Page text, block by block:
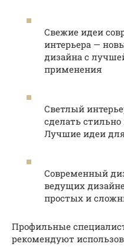
Свежие идеи
интерьера —
дизайна с
применения
Светлый
сделать
Лучшие идеи
Современный
ведущих
простых и
Профильные
рекомендуют